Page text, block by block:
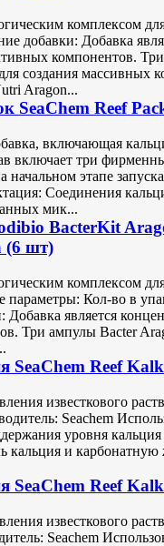
комплексом
добавки: Добавка
компонентов.
создания массивных
Aragon...
SeaChem Reef
включающая
включает три
начальном этапе
Соединения
мик...
BacterKit
(6 шт)
комплексом
Кол-во в
является
Три ампулы Bacter
SeaChem Reef
известкового
Seachem
уровня
кальция и
SeaChem Reef
известкового
Seachem